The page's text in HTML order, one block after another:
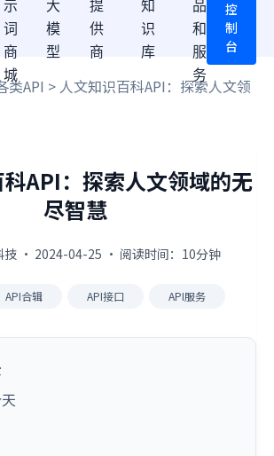
示
词
商
城
大
模
型
提
供
商
知
识
库
品
和
服
务
控
制
台
类API > 人文知识百科API：探索人文领
API：探索人文领域的无
尽智慧
技 · 2024-04-25 · 阅读时间：10分钟
API合辑 API接口 API服务